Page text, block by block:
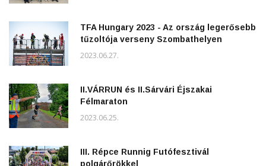
TFA Hungary 2023 - Az ország legerősebb
tűzoltója verseny Szombathelyen
2023.06.27.
II.VÁRRUN és II.Sárvári Éjszakai
Félmaraton
2023.06.25.
III. Répce Runnig Futófesztivál
polgárőrökkel